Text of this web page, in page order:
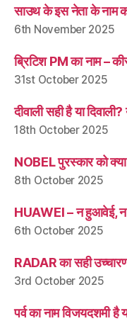
साउथ के इस नेता के नाम
6th November 2025
ब्रिटिश PM का नाम –
31st October 2025
दीवाली सही है या
18th October 2025
NOBEL पुरस्कार को
8th October 2025
HUAWEI – न हुआवेई, न
6th October 2025
RADAR का सही उच्चारण
3rd October 2025
पर्व का नाम विजयदशमी है